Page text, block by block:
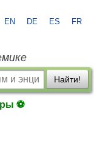
EN DE ES FR
Найти!
⚽